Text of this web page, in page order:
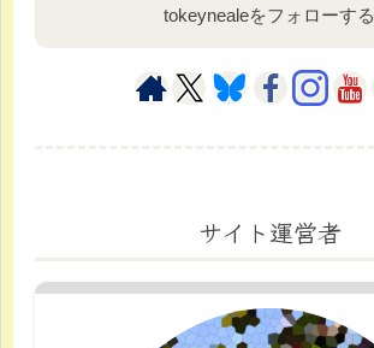
tokeynealeをフォローする
サイト運営者